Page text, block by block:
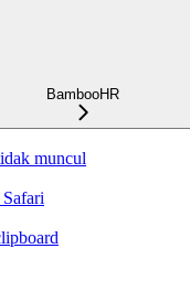
BambooHR
muncul